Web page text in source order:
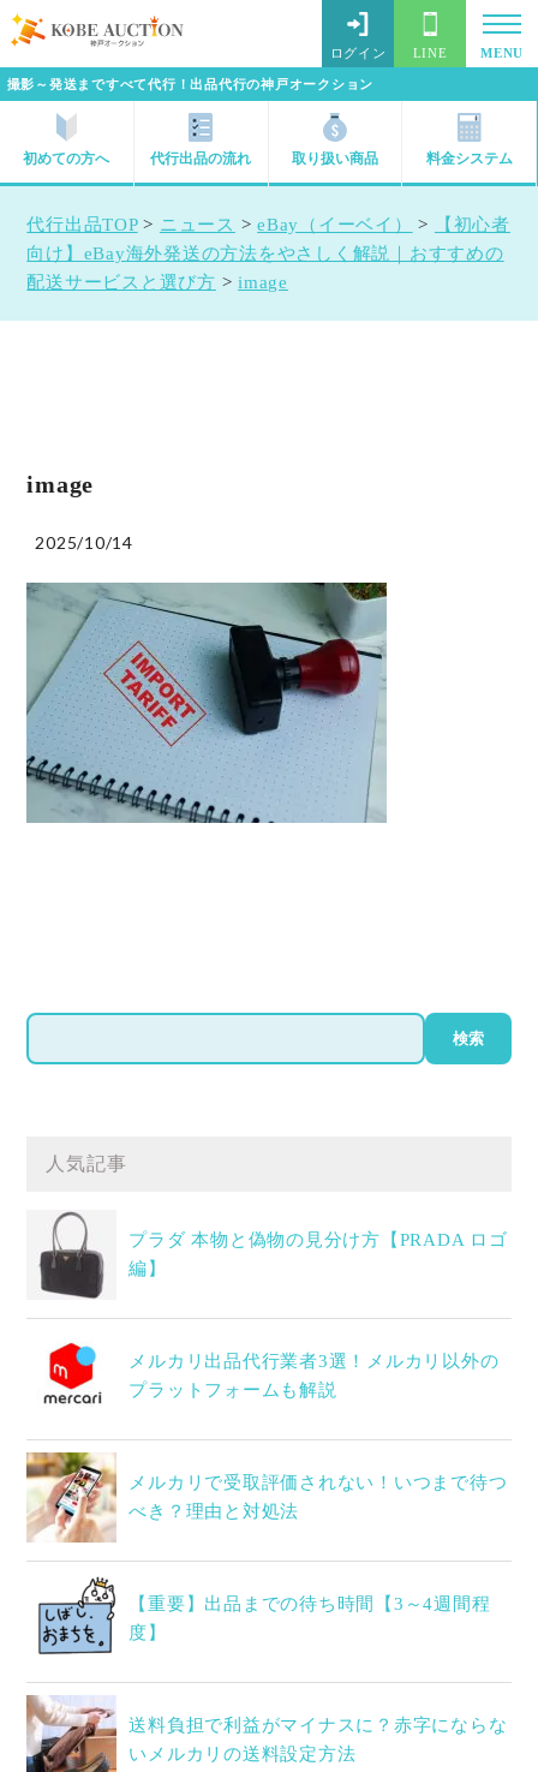
撮影～発送まですべて代行！出品代行の神戸オークション
ログイン LINE MENU
初めての方へ 代行出品の流れ 取り扱い商品 料金システム
代行出品TOP> ニュース >eBay（イーベイ） >
【初心者
向け】eBay海外発送の方法をやさしく解説｜おすすめの
配送サービスと選び方 >image
image
2025/10/14
検
索
検索
人気記事
プラダ 本物と偽物の見分け方【PRADA ロゴ
編】
メルカリ出品代行業者3選！メルカリ以外の
プラットフォームも解説
メルカリで受取評価されない！いつまで待つ
べき？理由と対処法
【重要】出品までの待ち時間【3～4週間程
度】
送料負担で利益がマイナスに？赤字にならな
いメルカリの送料設定方法